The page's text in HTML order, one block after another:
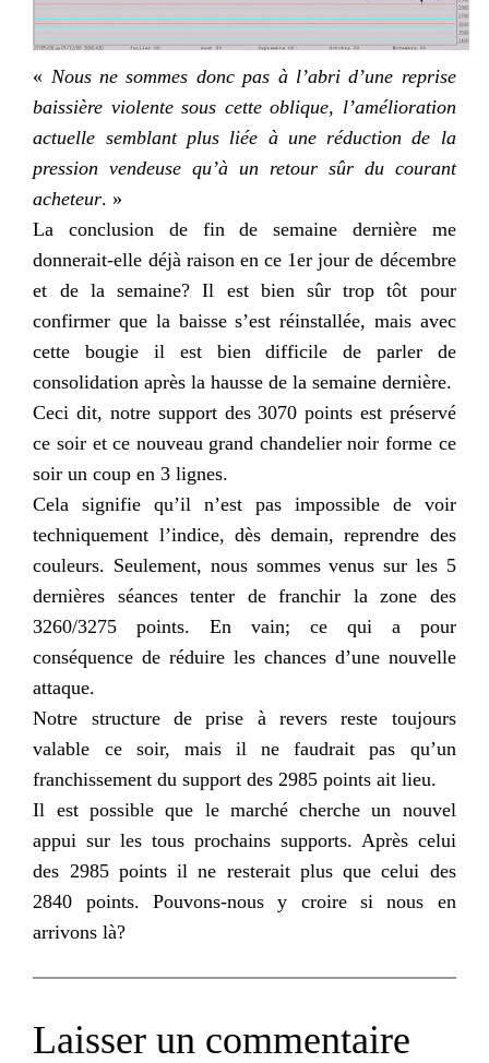
« Nous ne sommes donc pas à l’abri d’une reprise
baissière violente sous cette oblique, l’amélioration
actuelle semblant plus liée à une réduction de la
pression vendeusequ’à un retour sûr du courant
acheteur. »
La conclusion de fin de semaine dernière me
donnerait-elle déjà raison en ce 1er jour de décembre
et de la semaine? Il est bien sûr trop tôt pour
confirmer que la baisse s’est réinstallée, mais avec
cette bougie il est bien difficile de parler de
consolidation après la hausse de la semaine dernière.
Ceci dit, notre support des 3070 points est préservé
ce soir et ce nouveau grand chandelier noir forme ce
soir un coup en 3 lignes.
Cela signifie qu’il n’est pas impossible de voir
techniquement l’indice, dès demain, reprendre des
couleurs. Seulement, nous sommes venus sur les 5
dernières séances tenter de franchir la zone des
3260/3275 points. En vain; ce qui a pour
conséquence de réduire les chances d’une nouvelle
attaque.
Notre structure de prise à revers reste toujours
valable ce soir, mais il ne faudrait pas qu’un
franchissement du support des 2985 points ait lieu.
Il est possible que le marché cherche un nouvel
appui sur les tous prochains supports. Après celui
des 2985 points il ne resterait plus que celui des
2840 points.Pouvons-nous y croire si nous en
arrivons là?
Laisser un commentaire